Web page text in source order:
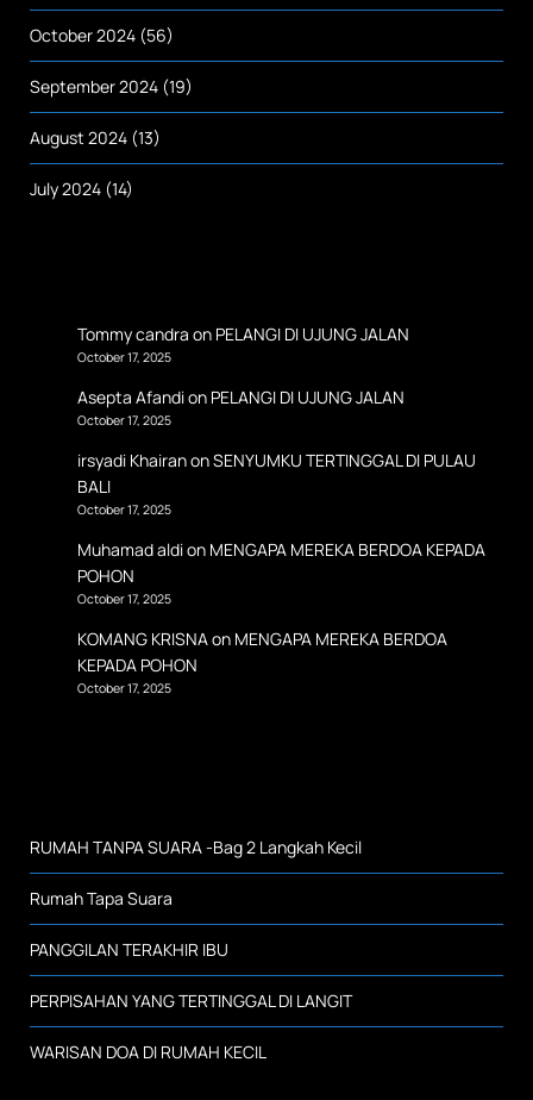
October 2024 (56)
September 2024 (19)
August 2024 (13)
July 2024 (14)
Tommy candra on PELANGI DI UJUNG JALAN
October 17, 2025
Asepta Afandion PELANGI DI UJUNG JALAN
October 17, 2025
irsyadi KhairanonSENYUMKU TERTINGGAL DI PULAU
BALI
October 17, 2025
Muhamad aldion MENGAPA MEREKA BERDOA KEPADA
POHON
October 17, 2025
KOMANG KRISNAon MENGAPA MEREKA BERDOA
KEPADA POHON
October 17, 2025
RUMAH TANPA SUARA -Bag 2 Langkah Kecil
Rumah Tapa Suara
PANGGILAN TERAKHIR IBU
PERPISAHAN YANG TERTINGGAL DI LANGIT
WARISAN DOA DI RUMAH KECIL